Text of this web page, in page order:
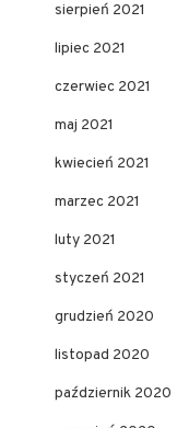
sierpień 2021
lipiec 2021
czerwiec 2021
maj 2021
kwiecień 2021
marzec 2021
luty 2021
styczeń 2021
grudzień 2020
listopad 2020
październik 2020